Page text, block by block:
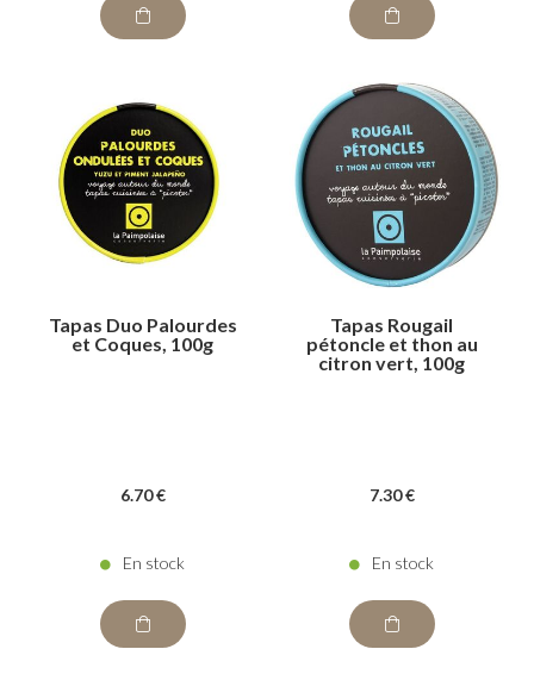
Tapas Duo Palourdes
et Coques, 100g
6.70 €
En stock
Tapas Rougail
pétoncle et thon au
citron vert, 100g
7.30 €
En stock